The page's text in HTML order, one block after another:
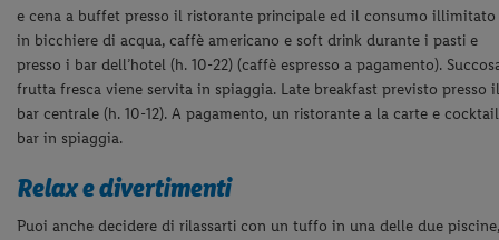
e cena a buffetpresso il ristorante principale ed il consumo illimitato
in bicchiere di acqua, caffè americano e soft drink durante i pasti e
presso i bar dell’hotel (h. 10-22) (caffèespresso a pagamento).
frutta fresca viene servita in spiaggia. Late breakfast previsto presso
bar centrale (h.10-12). A pagamento, un ristorante a la carte e cocktail
bar in spiaggia.
Relax e divertimenti
Puoi anche decidere di rilassarti con un tuffo in una delle due